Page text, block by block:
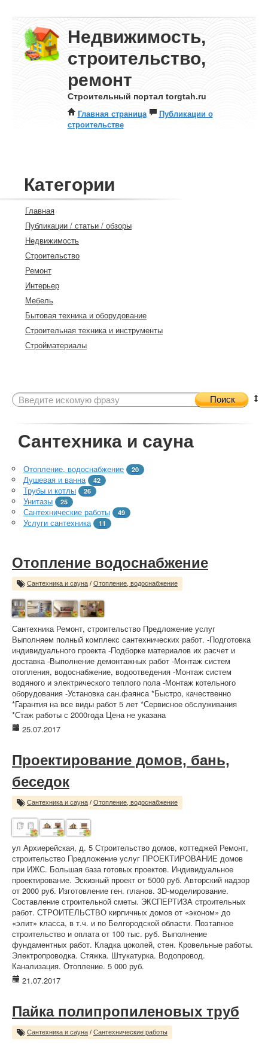
Недвижимость,
строительство,
ремонт
Строительный портал torgtah.ru
Главная страница
Публикации о
строительстве
Категории
Главная
Публикации / статьи / обзоры
Недвижимость
Строительство
Ремонт
Интерьер
Мебель
Бытовая техника и оборудование
Строительная техника и инструменты
Стройматериалы
Поиск
Сантехника и сауна
Отопление, водоснабжение 20
Душевая и ванна 42
Трубы и котлы 26
Унитазы 25
Сантехнические работы 49
Услуги сантехника 11
Отопление водоснабжение
Сантехника и сауна / Отопление, водоснабжение
Сантехника Ремонт, строительство Предложение услуг
Выполняем полный комплекс сантехнических работ. -Подготовка
индивидуального проекта -Подборке материалов их расчет и
доставка -Выполнение демонтажных работ -Монтаж систем
отопления, водоснабжение, водоотведения -Монтаж систем
водяного и электрического теплого пола -Монтаж котельного
оборудования -Установка сан.фаянса *Быстро, качественно
*Гарантия на все виды работ 5 лет *Сервисное обслуживания
*Стаж работы с 2000года Цена не указана
25.07.2017
Проектирование домов, бань,
беседок
Сантехника и сауна / Отопление, водоснабжение
ул Архиерейская, д. 5 Строительство домов, коттеджей Ремонт,
строительство Предложение услуг ПРОЕКТИРОВАНИЕ домов
при ИЖС. Большая база готовых проектов. Индивидуальное
проектирование. Эскизный проект от 5000 руб. Авторский надзор
от 2000 руб. Изготовление ген. планов. 3D-моделирование.
Составление строительной сметы. ЭКСПЕРТИЗА строительных
работ. СТРОИТЕЛЬСТВО кирпичных домов от «эконом» до
«элит» класса, в т.ч. и по Белгородской области. Поэтапное
строительство и оплата от 100 тыс. руб. Выполнение
фундаментных работ. Кладка цоколей, стен. Кровельные работы.
Электропроводка. Стяжка. Штукатурка. Водопровод.
Канализация. Отопление. 5 000 руб.
21.07.2017
Пайка полипропиленовых труб
Сантехника и сауна / Сантехнические работы